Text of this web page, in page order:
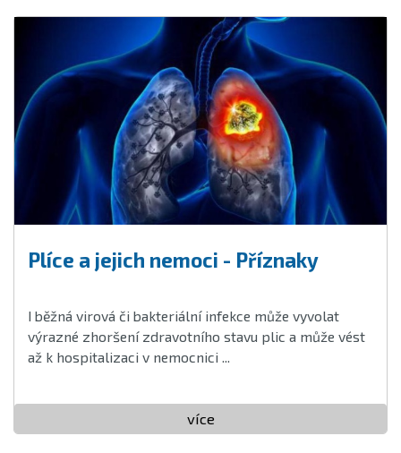
Plíce a jejich nemoci - Příznaky
I běžná virová či bakteriální infekce může vyvolat
výrazné zhoršení zdravotního stavu plic a může vést
až k hospitalizaci v nemocnici ...
více